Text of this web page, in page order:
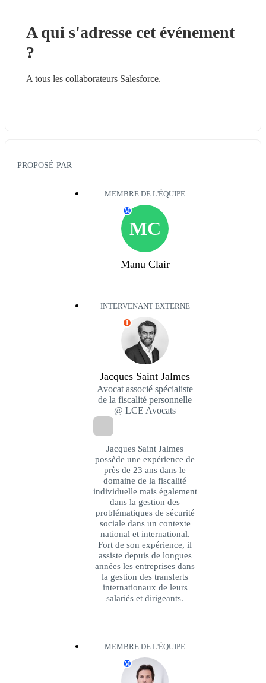
A qui s'adresse cet événement
?
A tous les collaborateurs Salesforce.
PROPOSÉ PAR
MEMBRE DE L'ÉQUIPE
MC
M
Manu Clair
INTERVENANT EXTERNE
I
Jacques Saint Jalmes
Avocat associé spécialiste
de la fiscalité personnelle
@ LCE Avocats
Jacques Saint Jalmes
possède une expérience de
près de 23 ans dans le
domaine de la fiscalité
individuelle mais également
dans la gestion des
problématiques de sécurité
sociale dans un contexte
national et international.
Fort de son expérience, il
assiste depuis de longues
années les entreprises dans
la gestion des transferts
internationaux de leurs
salariés et dirigeants.
MEMBRE DE L'ÉQUIPE
M